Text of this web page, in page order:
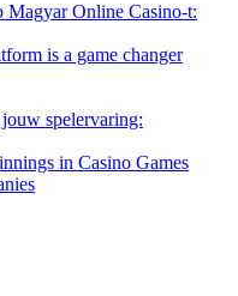
Magyar Online Casino-t:
is a game changer
spelervaring:
in Casino Games